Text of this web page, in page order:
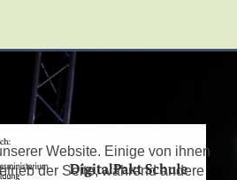
Website. Einige von ihnen
der Seite, während andere